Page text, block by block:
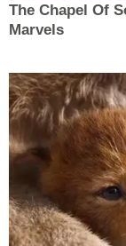
The Chapel Of
Marvels